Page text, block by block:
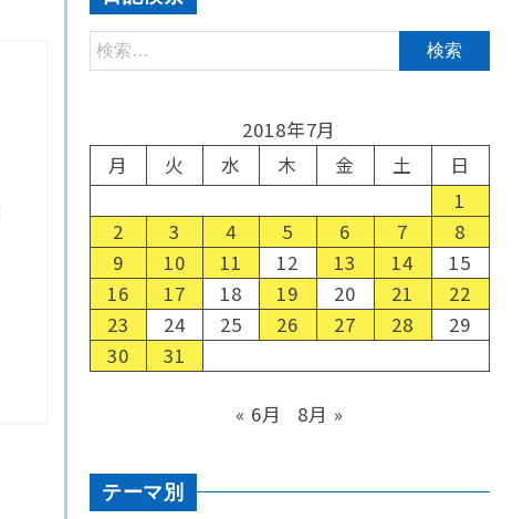
2018年7月
月
火 水 木 金 土
日
1
2
3 4 5 6 7
8
9
10 11 12 13 14
15
16
17 18 19 20 21
22
23
24 25 26 27 28
29
30
31
« 6月 8月 »
テーマ別